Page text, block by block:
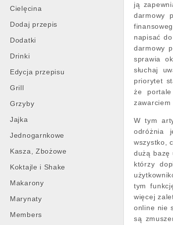
Cielęcina
Dodaj przepis
Dodatki
Drinki
Edycja przepisu
Grill
Grzyby
Jajka
Jednogarnkowe
Kasza, Zbożowe
Koktajle i Shake
Makarony
Marynaty
Members
ją
darmowy
napisać
darmowy
sprawia
słuchaj
priorytet
że
zawarciem
W tym
odróżnia
wszystko,
dużą bazę
którzy
tym
więcej
online nie
są